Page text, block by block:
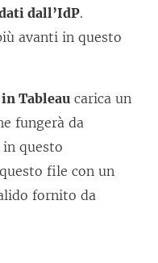
)
s
dall’IdP.
avanti in questo
Tableau carica un
fungerà da
in questo
file con un
fornito da